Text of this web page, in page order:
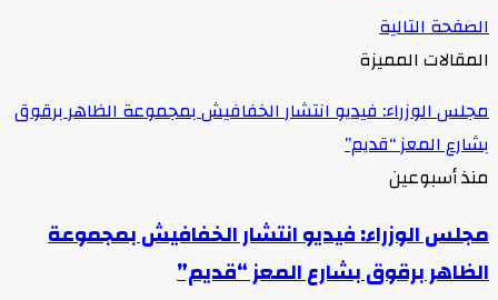
الصفحة التالية
المقالات المميزة
مجلس الوزراء: فيديو انتشار الخفافيش بمجموعة الظاهر برقوق
بشارع المعز “قديم”
منذ أسبوعين
مجلس الوزراء: فيديو انتشار الخفافيش بمجموعة
الظاهر برقوق بشارع المعز “قديم”